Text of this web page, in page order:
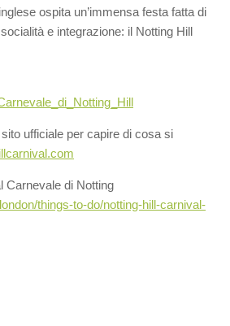
ospita un’immensa festa fatta di
e integrazione: il Notting Hill
ufficiale per capire di cosa si
Carnevale di Notting
things-to-do/notting-hill-carnival-